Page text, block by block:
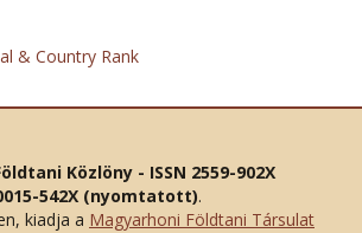
Közlöny - ISSN 2559-902X
542X (nyomtatott).
kiadja a Magyarhoni Földtani Társulat